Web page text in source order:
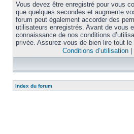
Vous devez être enregistré pour vous
que quelques secondes et augmente
forum peut également accorder des
utilisateurs enregistrés. Avant de vous
connaissance de nos conditions
privée. Assurez-vous de bien lire tout le
Conditions d’utilisation
Index du forum